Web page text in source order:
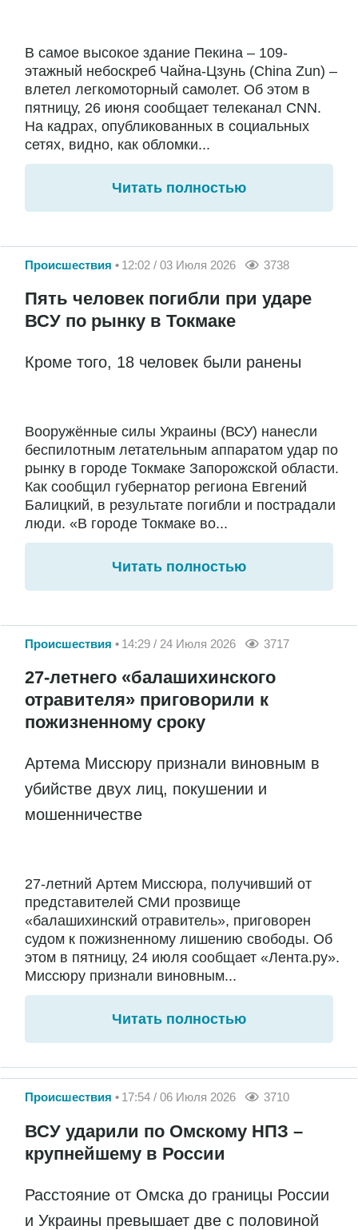
В самое высокое здание Пекина – 109-
этажный небоскреб Чайна-Цзунь (China Zun) –
влетел легкомоторный самолет. Об этом в
пятницу, 26 июня сообщает телеканал CNN.
На кадрах, опубликованных в социальных
сетях, видно, как обломки...
Читать полностью
Происшествия 12:02 / 03 Июля 2026 3738
Пять человек погибли при ударе
ВСУ по рынку в Токмаке
Кроме того, 18 человек были ранены
Вооружённые силы Украины (ВСУ) нанесли
беспилотным летательным аппаратом удар по
рынку в городе Токмаке Запорожской области.
Как сообщил губернатор региона Евгений
Балицкий, в результате погибли и пострадали
люди. «В городе Токмаке во...
Читать полностью
Происшествия 14:29 / 24 Июля 2026 3717
27-летнего «балашихинского
отравителя» приговорили к
пожизненному сроку
Артема Миссюру признали виновным в
убийстве двух лиц, покушении и
мошенничестве
27-летний Артем Миссюра, получивший от
представителей СМИ прозвище
«балашихинский отравитель», приговорен
судом к пожизненному лишению свободы. Об
этом в пятницу, 24 июля сообщает «Лента.ру».
Миссюру признали виновным...
Читать полностью
Происшествия 17:54 / 06 Июля 2026 3710
ВСУ ударили по Омскому НПЗ –
крупнейшему в России
Расстояние от Омска до границы России
и Украины превышает две с половиной